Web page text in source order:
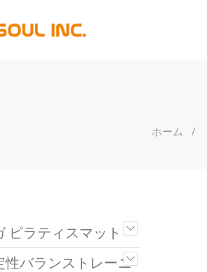
ホーム
ピラティスマット
性バランストレーニ